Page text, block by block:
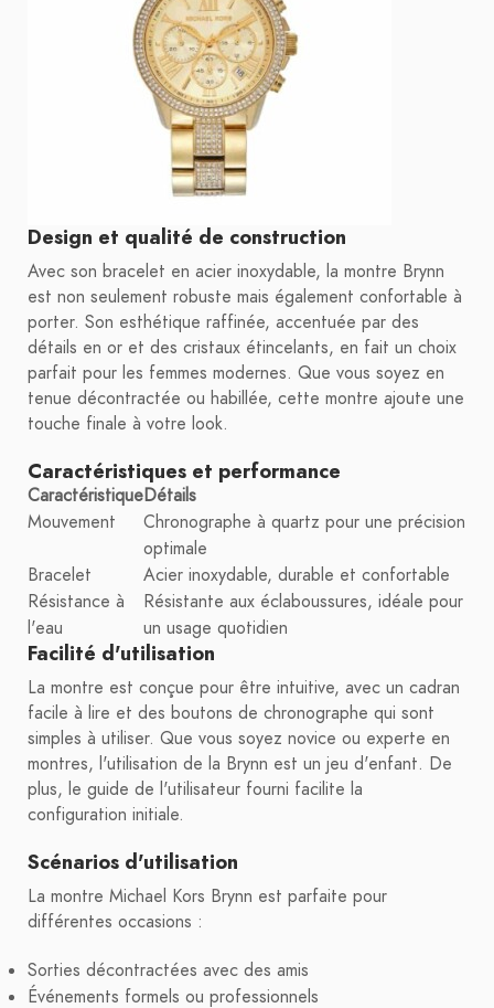
Design et qualité de construction
Avec son bracelet en acier inoxydable, la montre Brynn
est non seulement robuste mais également confortable à
porter. Son esthétique raffinée, accentuée par des
détails en or et des cristaux étincelants, en fait un choix
parfait pour les femmes modernes. Que vous soyez en
tenue décontractée ou habillée, cette montre ajoute une
touche finale à votre look.
Caractéristiques et performance
CaractéristiqueDétails
Mouvement
Chronographe à quartz pour une précision
optimale
Bracelet
Acier inoxydable, durable et confortable
Résistance à
l'eau
Résistante aux éclaboussures, idéale pour
un usage quotidien
Facilité d'utilisation
La montre est conçue pour être intuitive, avec un cadran
facile à lire et des boutons de chronographe qui sont
simples à utiliser. Que vous soyez novice ou experte en
montres, l'utilisation de la Brynn est un jeu d'enfant. De
plus, le guide de l'utilisateur fourni facilite la
configuration initiale.
Scénarios d'utilisation
La montre Michael Kors Brynn est parfaite pour
différentes occasions :
Sorties décontractées avec des amis
Événements formels ou professionnels